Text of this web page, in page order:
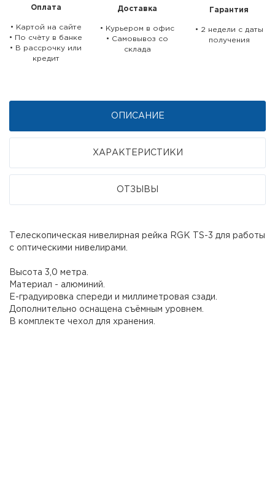
Оплата
• Картой на сайте
• По счёту в банке
• В рассрочку или
кредит
Доставка
• Курьером в офис
• Самовывоз со
склада
Гарантия
• 2 недели c даты
получения
ОПИСАНИЕ
ХАРАКТЕРИСТИКИ
ОТЗЫВЫ
Телескопическая нивелирная рейка RGK TS-3 для работы
с оптическими нивелирами.
Высота 3,0 метра.
Материал - алюминий.
Е-градуировка спереди и миллиметровая сзади.
Дополнительно оснащена съёмным уровнем.
В комплекте чехол для хранения.